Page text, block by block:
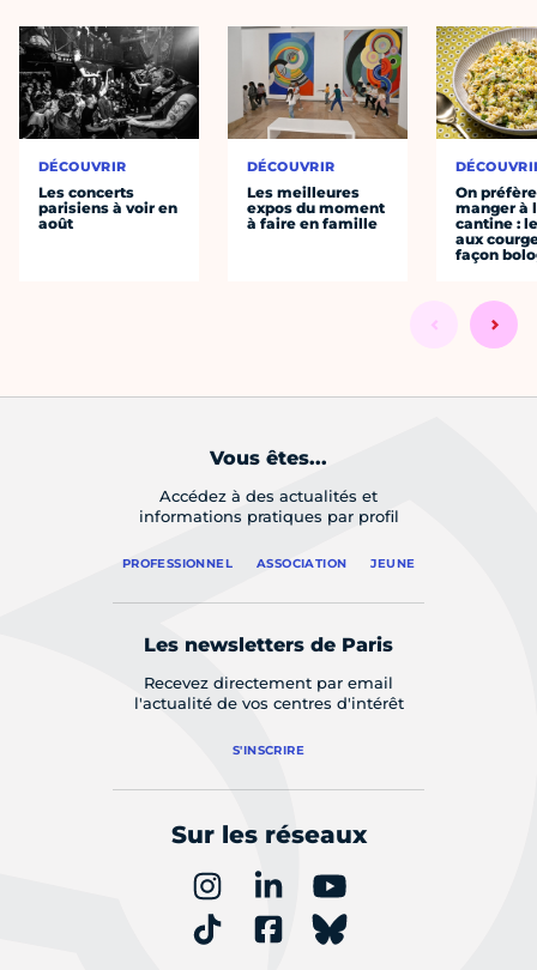
DÉCOUVRIR
Les concerts
parisiens à voir en
août
DÉCOUVRIR
Les meilleures
expos du moment
à faire en famille
On préfère
manger à
cantine :
aux
façon
Vous êtes...
Accédez à des actualités et
informations pratiques par profil
PROFESSIONNEL ASSOCIATION JEUNE
Les newsletters de Paris
Recevez directement par email
l'actualité de vos centres d'intérêt
S'INSCRIRE
Sur les réseaux